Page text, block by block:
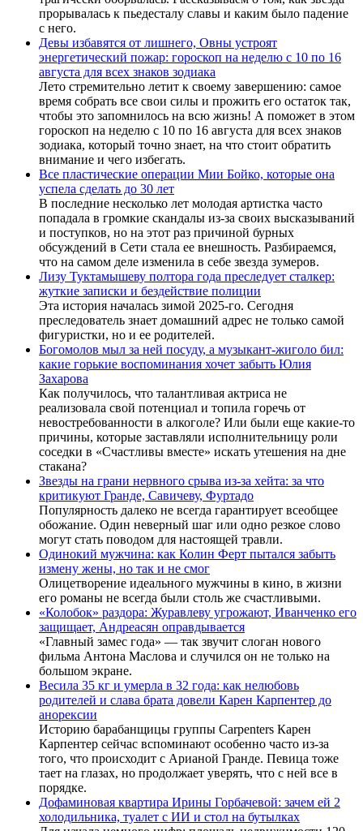
прорывалась к пьедесталу славы и каким было падение
с него.
Девы избавятся от лишнего, Овны устроят
энергетический пожар: гороскоп на неделю с 10 по 16
августа для всех знаков зодиака
Лето стремительно летит к своему завершению: самое
время собрать все свои силы и прожить его остаток так,
чтобы это запомнилось на всю жизнь! А поможет в этом
гороскоп на неделю с 10 по 16 августа для всех знаков
зодиака, который точно знает, на что стоит обратить
внимание и чего избегать.
Все пластические операции Мии Бойко, которые она
успела сделать до 30 лет
В последние несколько лет молодая артистка часто
попадала в громкие скандалы из-за своих высказываний
и поступков, но на этот раз причиной бурных
обсуждений в Сети стала ее внешность. Разбираемся,
что на самом деле изменила в себе звезда зумеров.
Лизу Туктамышеву полтора года преследует сталкер:
жуткие записки и бездействие полиции
Эта история началась зимой 2025-го. Сегодня
преследователь знает домашний адрес не только самой
фигуристки, но и ее родителей.
Богомолов мыл за ней посуду, а музыкант-жиголо бил:
какие горькие воспоминания хочет забыть Юлия
Захарова
Как получилось, что талантливая актриса не
реализовала свой потенциал и топила горечь от
невостребованности в алкоголе? Или были еще какие-то
причины, которые заставляли исполнительницу роли
соседки в «Счастливы вместе» искать утешения на дне
стакана?
Звезды на грани нервного срыва из-за хейта: за что
критикуют Гранде, Савичеву, Фуртадо
Популярность далеко не всегда гарантирует всеобщее
обожание. Один неверный шаг или одно резкое слово
могут стать поводом для настоящей травли.
Одинокий мужчина: как Колин Ферт пытался забыть
измену жены, но так и не смог
Олицетворение идеального мужчины в кино, в жизни
его романы не всегда были столь же счастливыми.
«Колобок» раздора: Журавлеву угрожают, Иванченко его
защищает, Андреасян оправдывается
«Главный замес года» — так звучит слоган нового
фильма Антона Маслова и случился он не только на
большом экране.
Весила 35 кг и умерла в 32 года: как нелюбовь
родителей и слава брата довели Карен Карпентер до
анорексии
Историю барабанщицы группы Carpenters Карен
Карпентер сейчас вспоминают особенно часто из-за
того, что происходит с Арианой Гранде. Певица тоже
тает на глазах, но продолжает уверять, что с ней все в
порядке.
Дофаминовая квартира Ирины Горбачевой: зачем ей 2
холодильника, туалет с ИИ и стол на бутылках